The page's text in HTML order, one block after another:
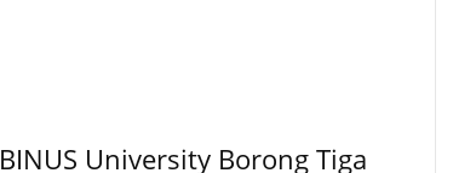
University Borong Tiga